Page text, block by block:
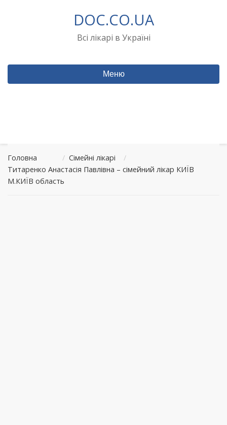
DOC.CO.UA
Всі лікарі в Україні
Меню
Головна / Сімейні лікарі
/
Титаренко Анастасія Павлівна – сімейний лікар КИЇВ
М.КИЇВ область